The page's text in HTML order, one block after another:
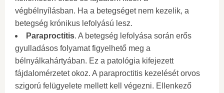
végbélnyílásban. Ha a betegséget nem kezelik, a
betegség krónikus lefolyású lesz.
Paraproctitis. A betegség lefolyása során erős
gyulladásos folyamat figyelhető meg a
bélnyálkahártyában. Ez a patológia kifejezett
fájdalomérzetet okoz. A paraproctitis kezelését orvos
szigorú felügyelete mellett kell végezni. Ellenkező